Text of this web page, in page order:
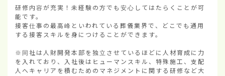
研修内容が充実！未経験の方でも安心してはたらくことが可
能です。
接客仕事の最高峰といわれている葬儀業界で、どこでも通用
する接客スキルを身につけることができます。
※同社は人財開発本部を独立させているほどに人材育成に力
を入れており、入社後はヒューマンスキル、特殊施工、支配
人へキャリアを積むためのマネジメントに関する研修など大